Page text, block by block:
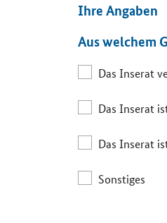
Ihre Angaben
Aus welchem
Das Inserat
Das Inserat
Das Inserat
Sonstiges